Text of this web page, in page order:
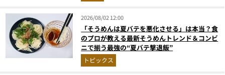
2026/08/02 12:00
「そうめんは夏バテを悪化させる」は本当？食
のプロが教える最新そうめんトレンド＆コンビ
ニで揃う最強の“夏バテ撃退飯”
トピックス